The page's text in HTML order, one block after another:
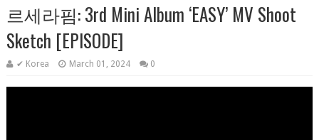
르세라핌: 3rd Mini Album ‘EASY’ MV Shoot
Sketch [EPISODE]
✔ Korea March 01, 2024 0